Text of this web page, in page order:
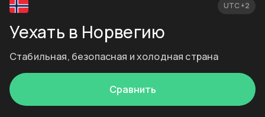
UTC +2
Уехать в Норвегию
Стабильная, безопасная и холодная страна
Сравнить